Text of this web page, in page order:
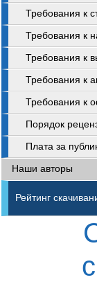
Требования к
Требования к
Требования к
Требования к
Требования к
Порядок
Плата за
Наши авторы
Рейтинг